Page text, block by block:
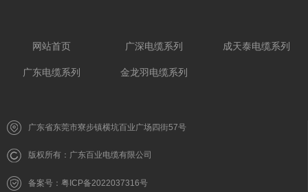
网站首页 广深电缆系列 成天泰电缆系列
广东电缆系列 金龙羽电缆系列
广东省东莞市寮步镇横坑百业广场四街57号
版权所有：广东百业电缆有限公司
备案号：粤ICP备2022037316号